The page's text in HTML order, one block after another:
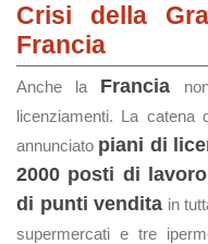
Crisi della
Francia
Anche la Francia
licenziamenti. La catena
annunciato piani di
2000 posti di lavoro
di punti vendita in
supermercati e tre